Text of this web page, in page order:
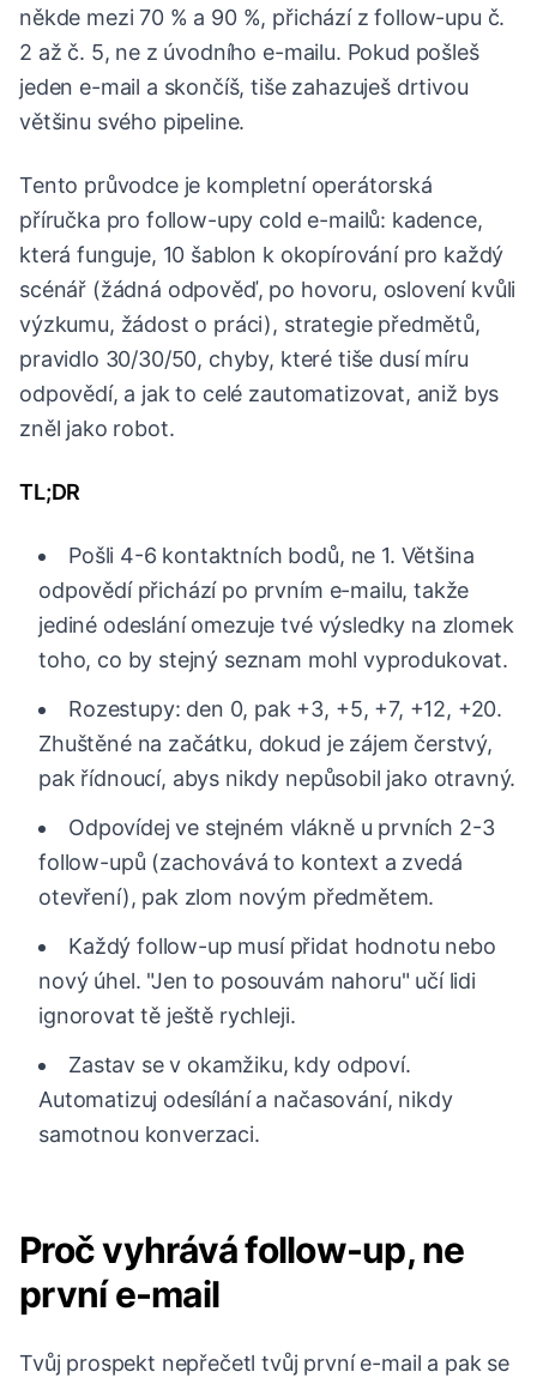
někde mezi 70 % a 90 %, přichází z follow-upu č.
2 až č. 5, ne z úvodního e-mailu. Pokud pošleš
jeden e-mail a skončíš, tiše zahazuješ drtivou
většinu svého pipeline.
Tento průvodce je kompletní operátorská
příručka pro follow-upy cold e-mailů: kadence,
která funguje, 10 šablon k okopírování pro každý
scénář (žádná odpověď, po hovoru, oslovení kvůli
výzkumu, žádost o práci), strategie předmětů,
pravidlo 30/30/50, chyby, které tiše dusí míru
odpovědí, a jak to celé zautomatizovat, aniž bys
zněl jako robot.
TL;DR
Pošli 4-6 kontaktních bodů, ne 1. Většina
odpovědí přichází po prvním e-mailu, takže
jediné odeslání omezuje tvé výsledky na zlomek
toho, co by stejný seznam mohl vyprodukovat.
Rozestupy: den 0, pak +3, +5, +7, +12, +20.
Zhuštěné na začátku, dokud je zájem čerstvý,
pak řídnoucí, abys nikdy nepůsobil jako otravný.
Odpovídej ve stejném vlákně u prvních 2-3
follow-upů (zachovává to kontext a zvedá
otevření), pak zlom novým předmětem.
Každý follow-up musí přidat hodnotu nebo
nový úhel. "Jen to posouvám nahoru" učí lidi
ignorovat tě ještě rychleji.
Zastav se v okamžiku, kdy odpoví.
Automatizuj odesílání a načasování, nikdy
samotnou konverzaci.
Proč vyhrává follow-up, ne
první e-mail
Tvůj prospekt nepřečetl tvůj první e-mail a pak se